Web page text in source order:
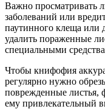
Важно просматривать
заболеваний или
паутинного клеща или
удалить пораженные
специальными
Чтобы книфофия
регулярно нужно
поврежденные листья,
ему привлекательный